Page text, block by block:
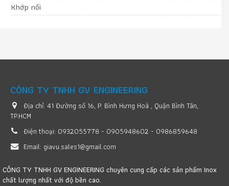
Khớp nối
CÔNG TY TNHH GV ENGINEERING
Địa chỉ: 41 Đường số 16, P. Bình Hưng Hoà , Quận Bình Tân,
TP.HCM
Điện thoại: 0932055778 - 0905948602 - 0986859648
Email: giavu.sales1@gmail.com
CÔNG TY TNHH GV ENGINEERING chuyên cung cấp các sản phẩm Inox
chất lượng nhất với độ bền cao.